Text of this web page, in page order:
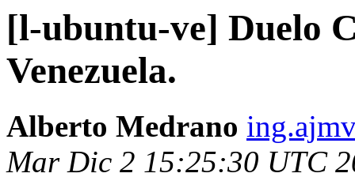
[l-ubuntu-ve] Duelo
Venezuela.
Alberto Medrano
Mar Dic 2 15:25:30 UTC